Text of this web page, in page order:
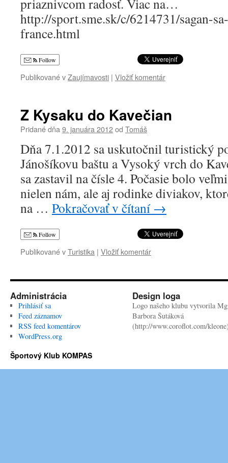
priaznivcom radosť. Viac na…
http://sport.sme.sk/c/6214731/sagan-
france.html
Follow
Publikované vZaujímavosti | Vložiť komentár
Z Kysaku do Kavečian
Pridané dňa 9. januára 2012od Tomáš
Dňa 7.1.2012 sa uskutočnil turistický
Jánošíkovu baštu a Vysoký vrch do
sa zastavil na čísle 4. Počasie bolo
nielen nám, ale aj rodinke diviakov,
na … Pokračovať v čítaní →
Follow
Publikované vTuristika | Vložiť komentár
Administrácia
Prihlásiť sa
Feed záznamov
RSS feed komentárov
WordPress.org
Design loga
Logo našeho klubu vytvorila
Barbora Šutáková
(http://www.coroflot.com/
Športový Klub KOMPAS